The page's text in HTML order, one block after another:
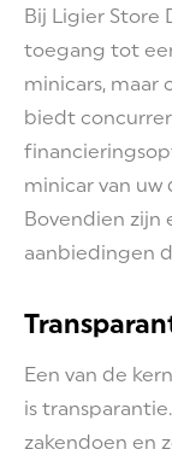
Bij Ligier Store
toegang tot
minicars, maar
biedt
minicar van
Bovendien zijn
aanbiedingen
Een van de
is
zakendoen en